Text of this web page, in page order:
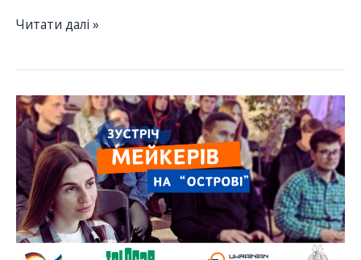
Вебінар
Зінченком
Читати далі »